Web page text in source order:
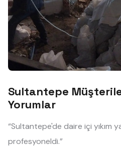
Sultantepe
Yorumlar
“Sultantepe'de daire içi yıkım
profesyoneldi.”